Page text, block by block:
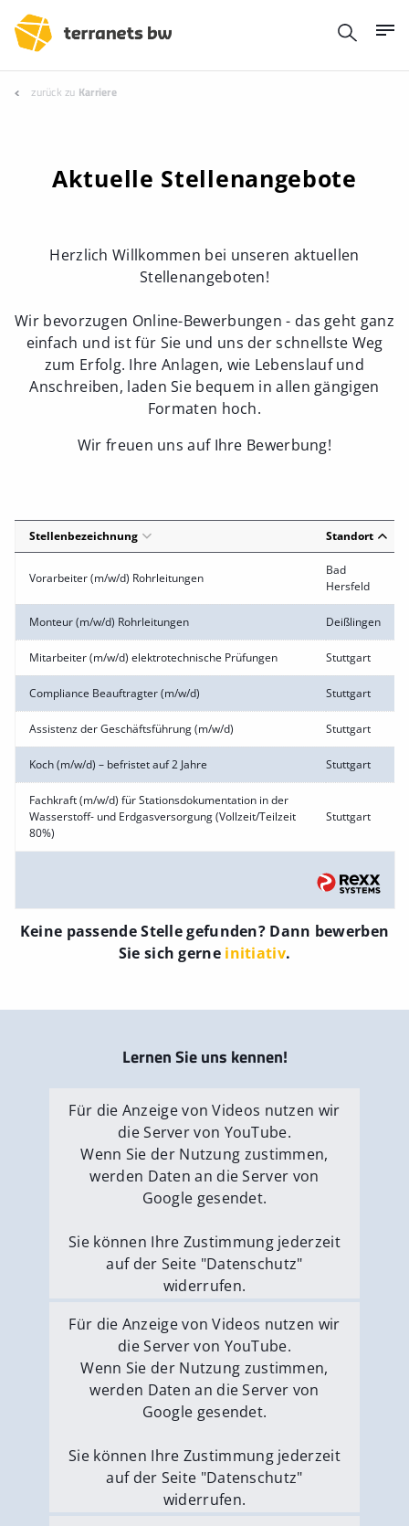
zurück zu Karriere
Aktuelle Stellenangebote
Herzlich Willkommen bei unseren aktuellen
Stellenangeboten!
Wir bevorzugen Online-Bewerbungen - das geht ganz
einfach und ist für Sie und uns der schnellste Weg
zum Erfolg. Ihre Anlagen, wie Lebenslauf und
Anschreiben, laden Sie bequem in allen gängigen
Formaten hoch.
Wir freuen uns auf Ihre Bewerbung!
Stellenbezeichnung Standort
Vorarbeiter (m/w/d) Rohrleitungen
Bad
Hersfeld
Monteur (m/w/d) Rohrleitungen Deißlingen
Mitarbeiter (m/w/d) elektrotechnische Prüfungen Stuttgart
Compliance Beauftragter (m/w/d) Stuttgart
Assistenz der Geschäftsführung (m/w/d) Stuttgart
Koch (m/w/d) – befristet auf 2 Jahre Stuttgart
Fachkraft (m/w/d) für Stationsdokumentation in der
Wasserstoff- und Erdgasversorgung (Vollzeit/Teilzeit
80%)
Stuttgart
Keine passende Stelle gefunden? Dann bewerben
Sie sich gerne initiativ.
Lernen Sie uns kennen!
Für die Anzeige von Videos nutzen wir
die Server von YouTube.
Wenn Sie der Nutzung zustimmen,
werden Daten an die Server von
Google gesendet.
Sie können Ihre Zustimmung jederzeit
auf der Seite "Datenschutz"
widerrufen.
Externe Medien erlauben
Für die Anzeige von Videos nutzen wir
die Server von YouTube.
Wenn Sie der Nutzung zustimmen,
werden Daten an die Server von
Google gesendet.
Sie können Ihre Zustimmung jederzeit
auf der Seite "Datenschutz"
widerrufen.